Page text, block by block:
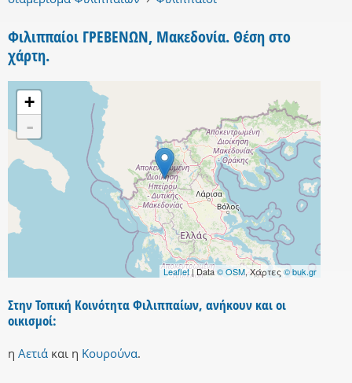
Φιλιππαίοι ΓΡΕΒΕΝΩΝ, Μακεδονία. Θέση στο
χάρτη.
+
-
Leaflet| Data© OSM, Χάρτες © buk.gr
Στην Τοπική Κοινότητα Φιλιππαίων, ανήκουν και οι
οικισμοί:
η Αετιά και η Κουρούνα.